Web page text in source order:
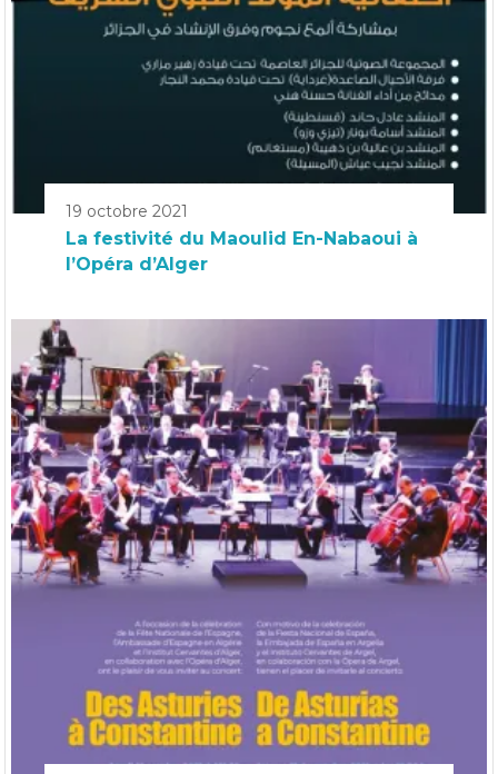
19 octobre 2021
La festivité du Maoulid En-Nabaoui à
l’Opéra d’Alger